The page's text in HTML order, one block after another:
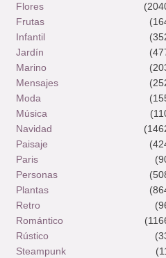
Flores
Frutas
Infantil
Jardín
Marino
Mensajes
Moda
Música
Navidad
Paisaje
Paris
Personas
Plantas
Retro
Romántico
Rústico
Steampunk